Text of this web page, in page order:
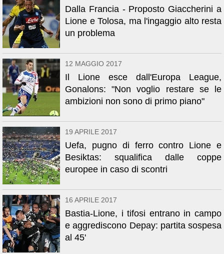
Dalla Francia - Proposto Giaccherini a
Lione e Tolosa, ma l'ingaggio alto resta
un problema
12 MAGGIO 2017
Il Lione esce dall'Europa League,
Gonalons: "Non voglio restare se le
ambizioni non sono di primo piano"
19 APRILE 2017
Uefa, pugno di ferro contro Lione e
Besiktas: squalifica dalle coppe
europee in caso di scontri
16 APRILE 2017
Bastia-Lione, i tifosi entrano in campo
e aggrediscono Depay: partita sospesa
al 45'